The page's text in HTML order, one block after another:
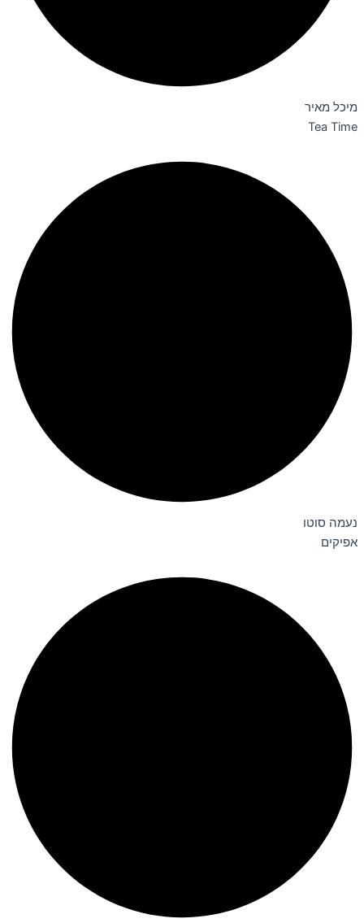
מיכל מאיר
Tea Time
נעמה סוטו
אפיקים